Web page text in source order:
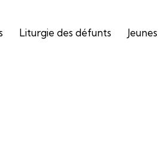
Liturgie des défunts Jeunes